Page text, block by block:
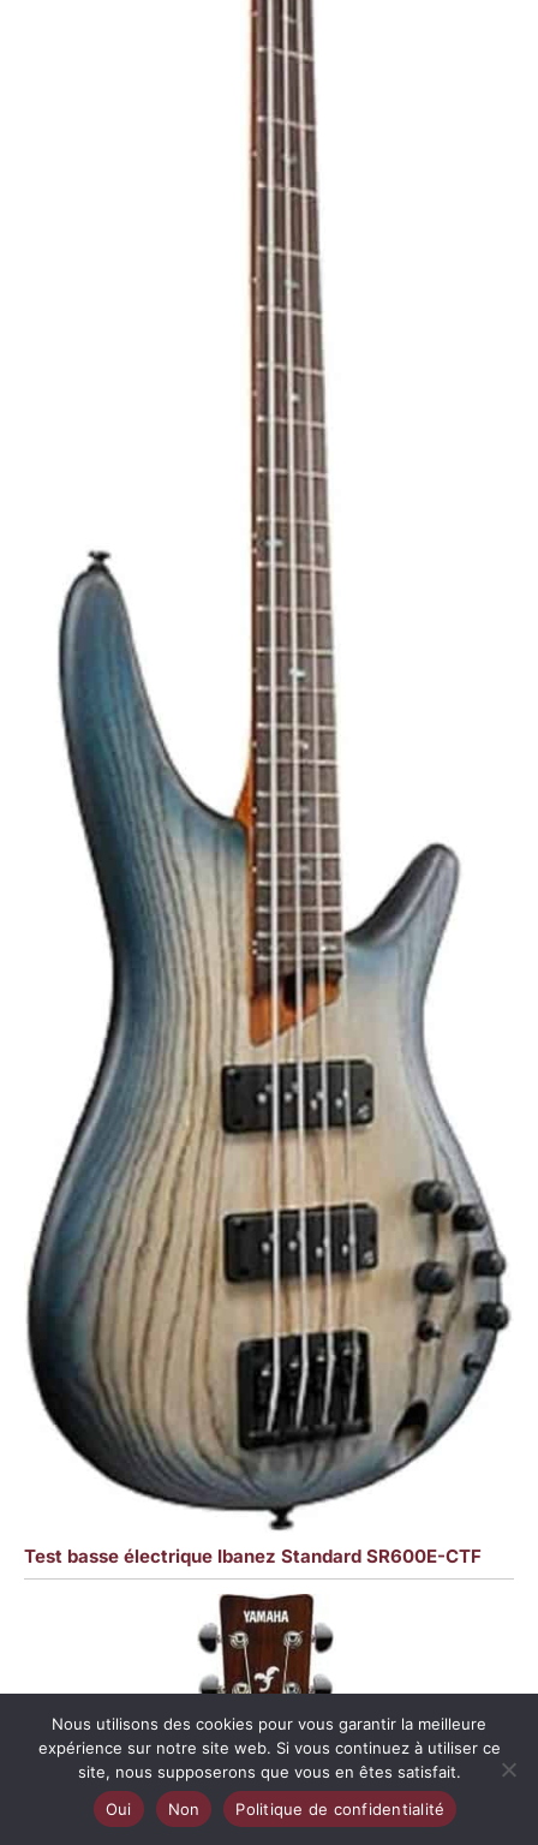
Test basse électrique Ibanez Standard SR600E-CTF
Nous utilisons des cookies pour vous garantir la meilleure
expérience sur notre site web. Si vous continuez à utiliser ce
site, nous supposerons que vous en êtes satisfait.
Oui
Non Politique de confidentialité